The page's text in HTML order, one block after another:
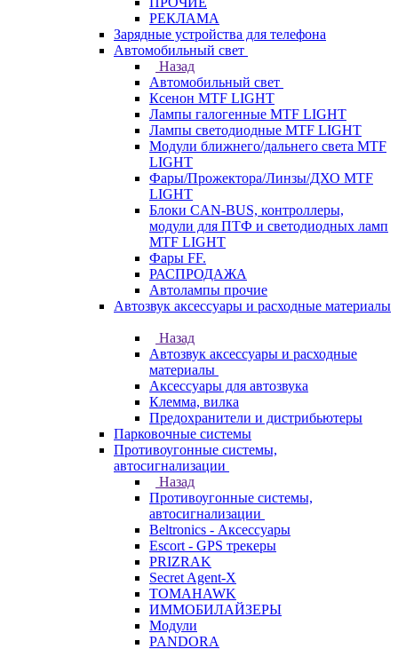
РЕКЛАМА
Зарядные устройства для телефона
Автомобильный свет
Назад
Автомобильный свет
Ксенон MTF LIGHT
Лампы галогенные MTF LIGHT
Лампы светодиодные MTF LIGHT
Модули ближнего/дальнего света MTF
LIGHT
Фары/Прожектора/Линзы/ДХО MTF
LIGHT
Блоки CAN-BUS, контроллеры,
модули для ПТФ и светодиодных ламп
MTF LIGHT
Фары FF.
РАСПРОДАЖА
Автолампы прочие
Автозвук аксессуары и расходные материалы
Назад
Автозвук аксессуары и расходные
материалы
Аксессуары для автозвука
Клемма, вилка
Предохранители и дистрибьютеры
Парковочные системы
Противоугонные системы,
автосигнализации
Назад
Противоугонные системы,
автосигнализации
Beltronics - Аксессуары
Escort - GPS трекеры
PRIZRAK
Secret Agent-X
TOMAHAWK
ИММОБИЛАЙЗЕРЫ
Модули
PANDORA